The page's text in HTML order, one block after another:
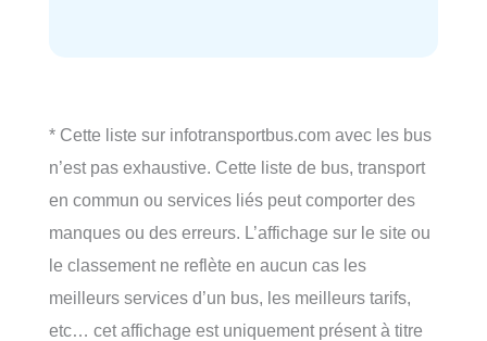
* Cette liste sur infotransportbus.com avec les bus
n’est pas exhaustive. Cette liste de bus, transport
en commun ou services liés peut comporter des
manques ou des erreurs. L’affichage sur le site ou
le classement ne reflète en aucun cas les
meilleurs services d’un bus, les meilleurs tarifs,
etc… cet affichage est uniquement présent à titre